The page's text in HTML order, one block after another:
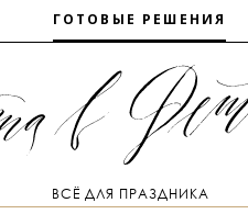
ГОТОВЫЕ РЕШЕНИЯ
ВСЁ ДЛЯ ПРАЗДНИКА